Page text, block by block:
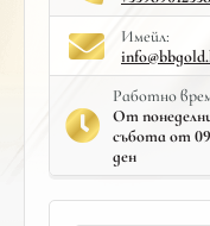
Имейл:
Работно
От
събота от
ден